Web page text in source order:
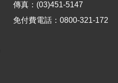
傳真：(03)451-5147
免付費電話：0800-321-172